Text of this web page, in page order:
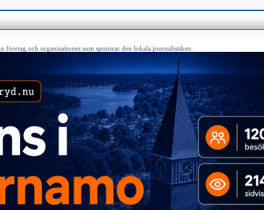
företag och organisationer som sponsrar den lokala journalistiken.